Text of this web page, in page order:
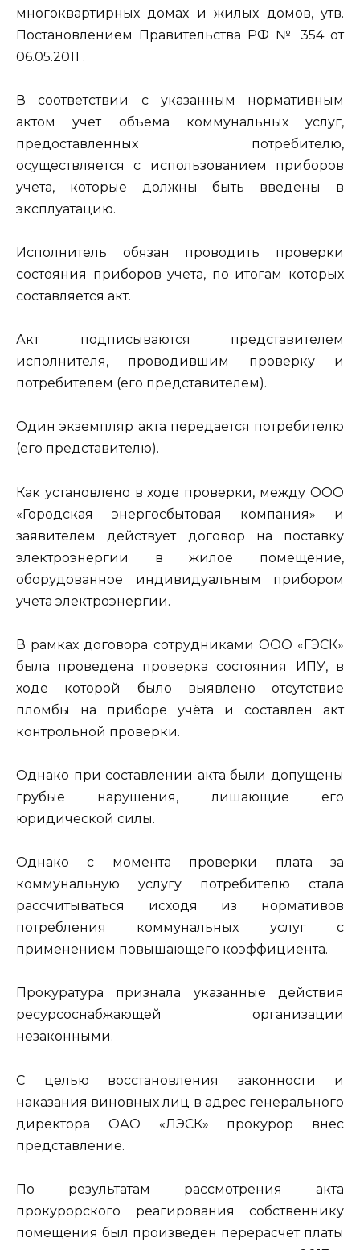
многоквартирных домах и жилых домов, утв.
Постановлением Правительства РФ № 354 от
06.05.2011 .
В соответствии с указанным нормативным
актом учет объема коммунальных услуг,
предоставленных потребителю,
осуществляется с использованием приборов
учета, которые должны быть введены в
эксплуатацию.
Исполнитель обязан проводить проверки
состояния приборов учета, по итогам которых
составляется акт.
Акт подписываются представителем
исполнителя, проводившим проверку и
потребителем (его представителем).
Один экземпляр акта передается потребителю
(его представителю).
Как установлено в ходе проверки, между ООО
«Городская энергосбытовая компания» и
заявителем действует договор на поставку
электроэнергии в жилое помещение,
оборудованное индивидуальным прибором
учета электроэнергии.
В рамках договора сотрудниками ООО «ГЭСК»
была проведена проверка состояния ИПУ, в
ходе которой было выявлено отсутствие
пломбы на приборе учёта и составлен акт
контрольной проверки.
Однако при составлении акта были допущены
грубые нарушения, лишающие его
юридической силы.
Однако с момента проверки плата за
коммунальную услугу потребителю стала
рассчитываться исходя из нормативов
потребления коммунальных услуг с
применением повышающего коэффициента.
Прокуратура признала указанные действия
ресурсоснабжающей организации
незаконными.
С целью восстановления законности и
наказания виновных лиц в адрес генерального
директора ОАО «ЛЭСК» прокурор внес
представление.
По результатам рассмотрения акта
прокурорского реагирования собственнику
помещения был произведен перерасчет платы